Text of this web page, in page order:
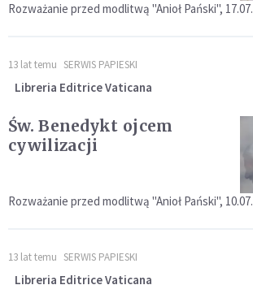
Rozważanie przed modlitwą "Anioł Pański",
13 lat temu SERWIS PAPIESKI
Libreria Editrice Vaticana
Św. Benedykt ojcem
cywilizacji
Rozważanie przed modlitwą "Anioł Pański",
13 lat temu SERWIS PAPIESKI
Libreria Editrice Vaticana